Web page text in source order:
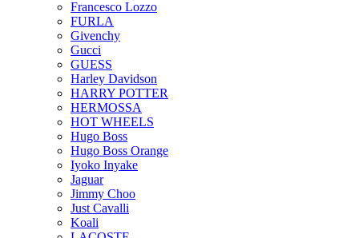
Francesco Lozzo
FURLA
Givenchy
Gucci
GUESS
Harley Davidson
HARRY POTTER
HERMOSSA
HOT WHEELS
Hugo Boss
Hugo Boss Orange
Iyoko Inyake
Jaguar
Jimmy Choo
Just Cavalli
Koali